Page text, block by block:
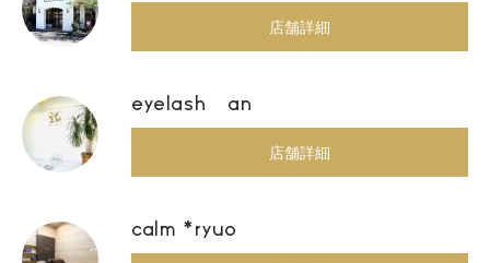
店舗詳細
eyelash an
店舗詳細
calm *ryuo